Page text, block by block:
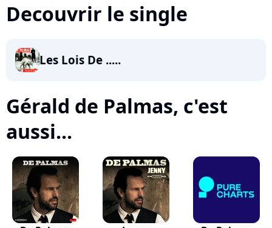
Decouvrir le single
Les Lois De .....
Gérald de Palmas, c'est
aussi...